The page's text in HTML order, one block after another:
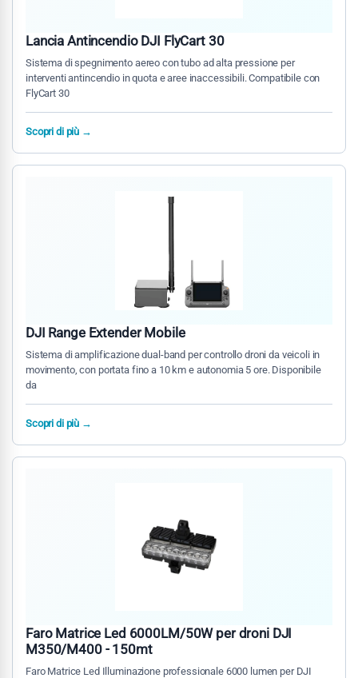
Lancia Antincendio DJI FlyCart 30
Sistema di spegnimento aereo con tubo ad alta pressione per
interventi antincendio in quota e aree inaccessibili. Compatibile con
FlyCart 30
Scopri di più →
DJI Range Extender Mobile
Sistema di amplificazione dual-band per controllo droni da veicoli in
movimento, con portata fino a 10 km e autonomia 5 ore. Disponibile
da
Scopri di più →
Faro Matrice Led 6000LM/50W per droni DJI
M350/M400 - 150mt
Faro Matrice Led Illuminazione professionale 6000 lumen per DJI